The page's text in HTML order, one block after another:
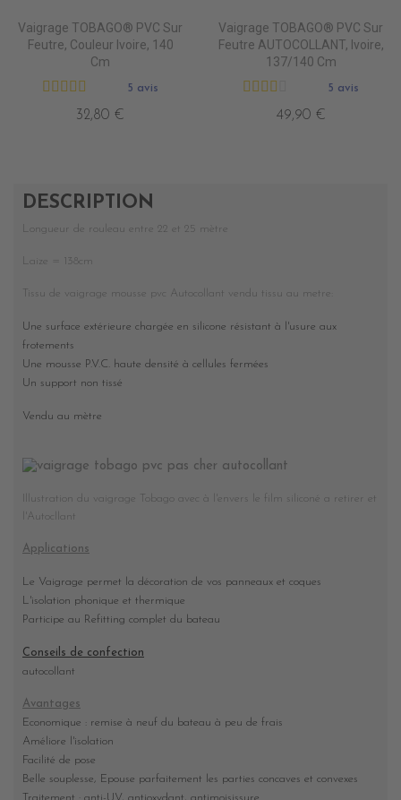
Vaigrage TOBAGO® PVC Sur
Feutre, Couleur Ivoire, 140
Cm
5 avis
32,80 €
Vaigrage TOBAGO® PVC Sur
Feutre AUTOCOLLANT, Ivoire,
137/140 Cm
5 avis
49,90 €
DESCRIPTION
Longueur de rouleau entre 22 et 25 mètre
Laize = 138cm
Tissu de vaigrage mousse pvc Autocollant vendu tissu au metre:
Une surface extérieure chargée en silicone résistant à l'usure aux
frotements
Une mousse P.V.C. haute densité à cellules fermées
Un support non tissé
Vendu au mètre
Illustration du vaigrage Tobago avec à l'envers le film siliconé a retirer et
l'Autocllant
Applications
Le Vaigrage permet la décoration de vos panneaux et coques
L'isolation phonique et thermique
Participe au Refitting complet du bateau
Conseils de confection
autocollant
Avantages
Economique : remise à neuf du bateau à peu de frais
Améliore l'isolation
Facilité de pose
Belle souplesse, Epouse parfaitement les parties concaves et convexes